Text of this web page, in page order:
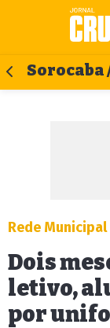
Sorocaba
Rede Municipal
Dois
letivo,
por